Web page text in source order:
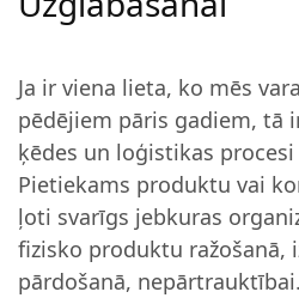
Ja ir viena lieta, ko mēs
pēdējiem pāris gadiem, tā
ķēdes un loģistikas
Pietiekams produktu vai
ļoti svarīgs jebkuras
fizisko produktu ražošanā,
pārdošanā,